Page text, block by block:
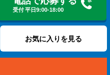
受付 平日9:00-18:00
お気に入りを見る